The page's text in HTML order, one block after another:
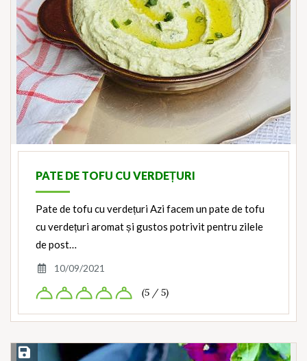
PATE DE TOFU CU VERDEȚURI
Pate de tofu cu verdețuri Azi facem un pate de tofu
cu verdețuri aromat și gustos potrivit pentru zilele
de post…
10/09/2021
(5 / 5)
Save Recipe